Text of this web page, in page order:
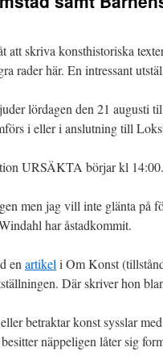
att skriva konsthistoriska
rader här. En intressant
lördagen den 21 augusti
i eller i anslutning till
URSÄKTA börjar kl 14:00.
men jag vill inte glänta på
har åstadkommit.
en artikel i Om Konst
Där skriver hon
betraktar konst sysslar
näppeligen låter sig